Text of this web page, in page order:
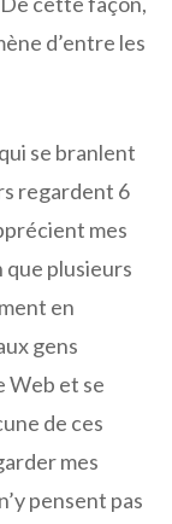
d’entre les
se branlent
regardent 6
mes
que plusieurs
en
gens
Web et se
de ces
mes
pensent pas